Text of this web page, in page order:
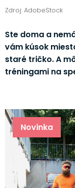
Zdroj: AdobeStock
Ste doma a
vám kúsok
staré tričko. A
tréningami na
Novinka